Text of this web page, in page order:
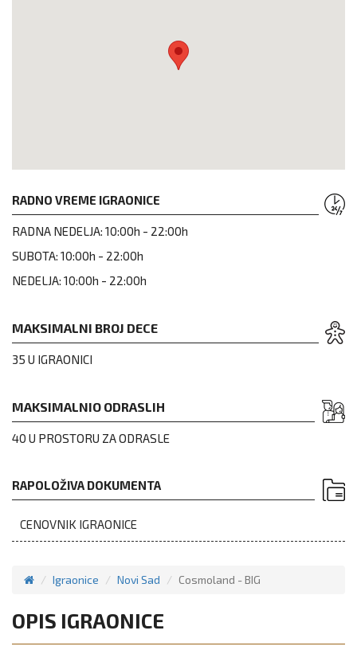
RADNO VREME IGRAONICE
RADNA NEDELJA: 10:00h - 22:00h
SUBOTA: 10:00h - 22:00h
NEDELJA: 10:00h - 22:00h
MAKSIMALNI BROJ DECE
35 U IGRAONICI
MAKSIMALNIO ODRASLIH
40 U PROSTORU ZA ODRASLE
RAPOLOŽIVA DOKUMENTA
CENOVNIK IGRAONICE
Igraonice Novi Sad Cosmoland - BIG
OPIS IGRAONICE